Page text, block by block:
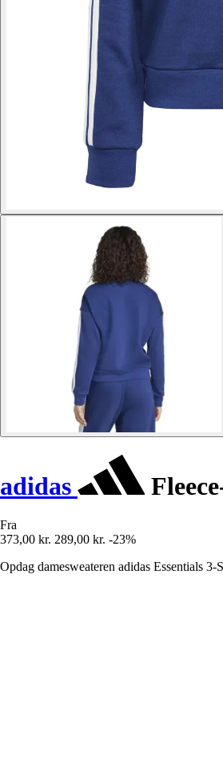
adidas
Fra
373,00 kr. 289,00 kr. -23%
Opdag damesweateren adidas Essentials